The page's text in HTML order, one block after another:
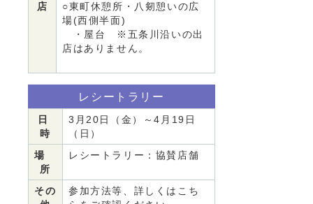
店
○東町休憩所・八剱憩いの広
場(西側半面)
・屋台 ※五条川沿いの出
店はありません。
レシートラリー
日
時
3月20日（金）～4月19日
（日）
場
所
レシートラリー：協賛店舗
その
参加方法等、詳しくはこち